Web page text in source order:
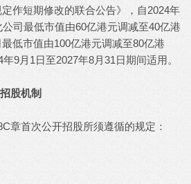
作短期修改的联合公告》，自2024年
司最低市值由60亿港元调减至40亿港
低市值由100亿港元调减至80亿港
9月1日至2027年8月31日期间适用。
股机制
章首次公开招股所须遵循的规定：